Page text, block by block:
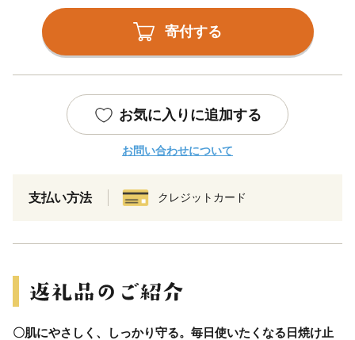
寄付する
お気に入りに追加する
お問い合わせについて
支払い方法 クレジットカード
〇肌にやさしく、しっかり守る。毎日使いたくなる日焼け止